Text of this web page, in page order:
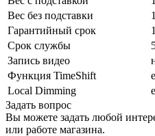
Вес без подставки
Гарантийный срок
Срок службы
Запись видео
Функция TimeShift
Local Dimming
Задать вопрос
Вы можете задать любой
или работе магазина.